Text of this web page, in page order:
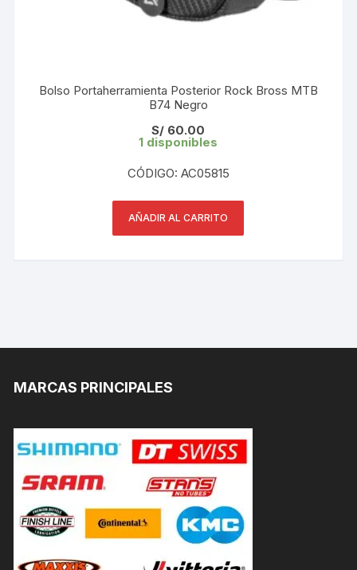
Bolso Portaherramienta Posterior Rock Bross MTB
B74 Negro
S/ 60.00
1 disponibles
CÓDIGO: AC05815
AÑADIR AL CARRITO
MARCAS PRINCIPALES